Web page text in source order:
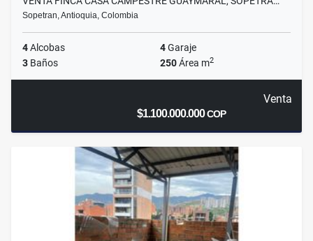
Sopetran, Antioquia, Colombia
4Alcobas 4Garaje
3 Baños 250Área m2
Venta
$1.100.000.000COP